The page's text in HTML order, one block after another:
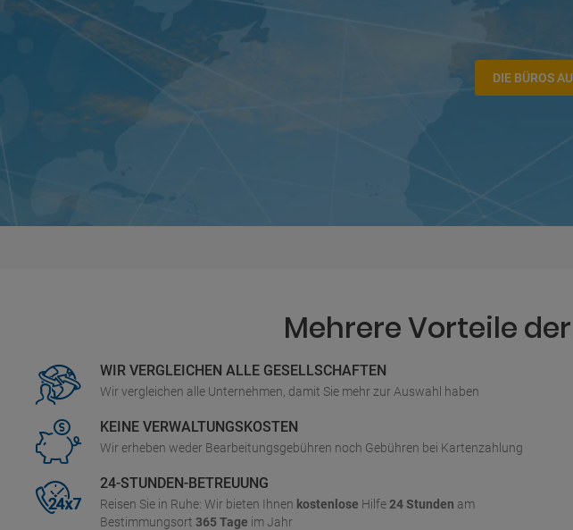
DIE BÜROS
Mehrere Vorteile
WIR VERGLEICHEN ALLE GESELLSCHAFTEN
Wir vergleichen alle Unternehmen, damit Sie mehr zur Auswahl haben
KEINE VERWALTUNGSKOSTEN
Wir erheben weder Bearbeitungsgebühren noch Gebühren bei Kartenzahlung
24-STUNDEN-BETREUUNG
Reisen Sie in Ruhe: Wir bieten Ihnen kostenlose Hilfe24 Stunden am
Bestimmungsort 365 Tage im Jahr